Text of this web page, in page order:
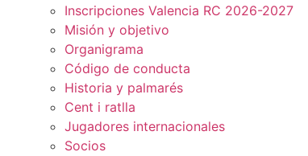
Inscripciones Valencia RC 2026-2027
Misión y objetivo
Organigrama
Código de conducta
Historia y palmarés
Cent i ratlla
Jugadores internacionales
Socios